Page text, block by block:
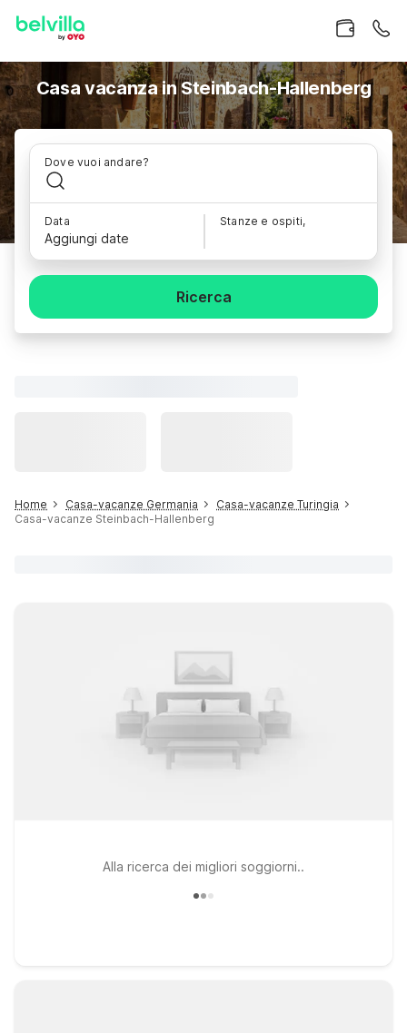
Casa vacanza in Steinbach-Hallenberg
Dove vuoi andare?
Data
Aggiungi date
Stanze e ospiti,
Ricerca
Home Casa-vacanze Germania
Casa-vacanze Turingia
Casa-vacanze Steinbach-Hallenberg
Alla ricerca dei migliori soggiorni..